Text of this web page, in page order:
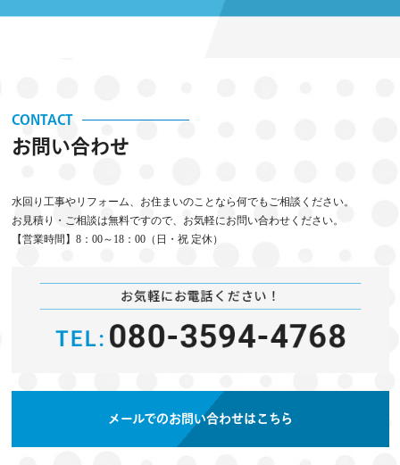
CONTACT
お問い合わせ
水回り工事やリフォーム、お住まいのことなら何でもご相談ください。
お見積り・ご相談は無料ですので、お気軽にお問い合わせください。
【営業時間】8：00～18：00（日・祝 定休）
メールでのお問い合わせはこちら